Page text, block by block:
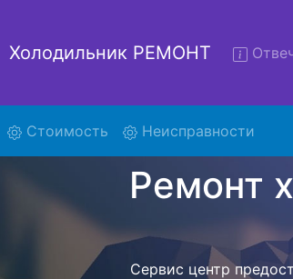
Холодильник РЕМОНТ
(current)Стоимость Неисправности
Ремонт холодильников
поиски курьерской
отвезет в сервисный
внутри сервисного
закончит с
согласовывается